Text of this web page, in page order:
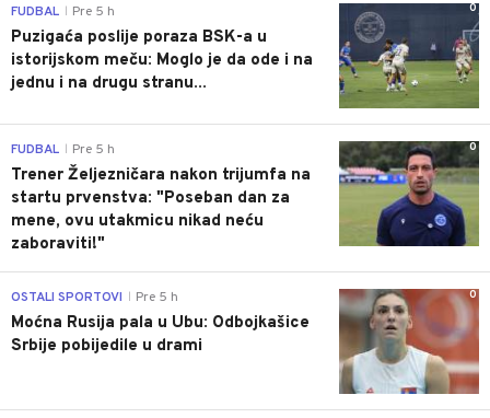
0
FUDBAL Pre 5 h
Puzigaća poslije poraza BSK-a u
istorijskom meču: Moglo je da ode i na
jednu i na drugu stranu...
0
FUDBAL Pre 5 h
Trener Željezničara nakon trijumfa na
startu prvenstva: "Poseban dan za
mene, ovu utakmicu nikad neću
zaboraviti!"
0
OSTALI SPORTOVI Pre 5 h
Moćna Rusija pala u Ubu: Odbojkašice
Srbije pobijedile u drami